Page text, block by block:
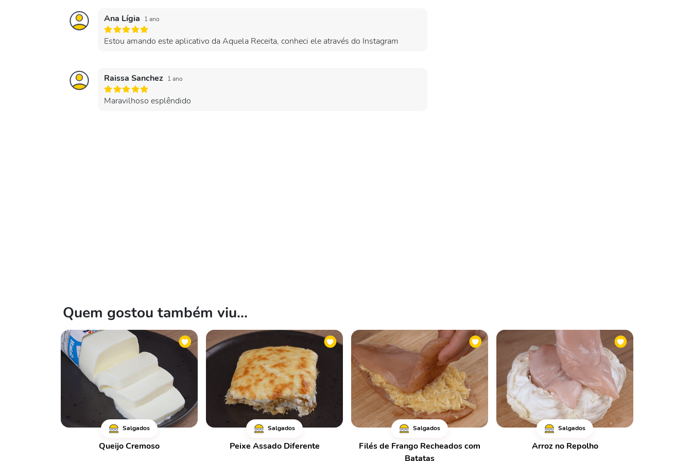
Ana Lígia 1 ano
Estou amando este aplicativo da Aquela Receita, conheci ele através do Instagram
Raissa Sanchez 1 ano
Maravilhoso esplêndido
Quem gostou também viu...
Salgados
Queijo Cremoso
Salgados
Peixe Assado Diferente
Salgados
Filés de Frango Recheados com
Batatas
Salgados
Arroz no Repolho